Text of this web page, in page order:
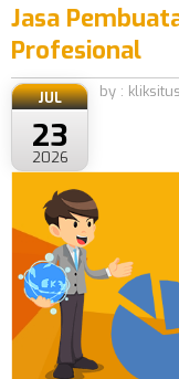
Jasa
Profesional
JUL
23
2026
by :